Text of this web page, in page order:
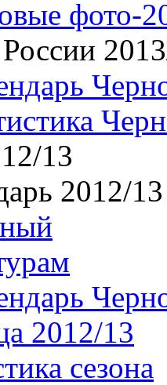
фото-
13
2012/13
2012/13
сезона